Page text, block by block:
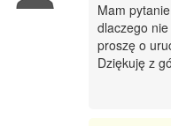
Mam
dlaczego
proszę o
Dziękuję z